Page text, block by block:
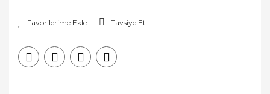
Tavsiye Et